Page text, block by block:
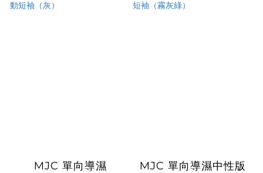
MJC 單向導濕
MJC 單向導濕中性版